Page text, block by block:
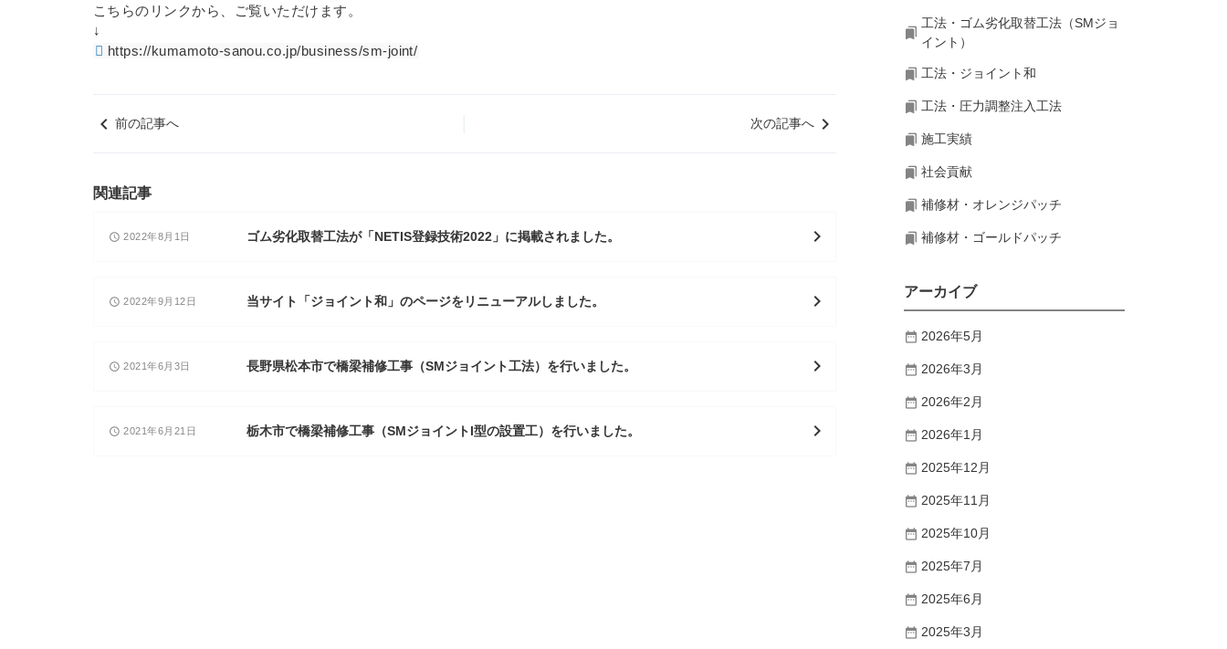
こちらのリンクから、ご覧いただけます。
↓
https://kumamoto-sanou.co.jp/business/sm-joint/
keyboard_arrow_left 前の記事へ 次の記事へ keyboard_arrow_right
関連記事
access_time 2022年8月1日 ゴム劣化取替工法が「NETIS登録技術2022」に掲載されました。 chevron_right
access_time 2022年9月12日 当サイト「ジョイント和」のページをリニューアルしました。 chevron_right
access_time 2021年6月3日 長野県松本市で橋梁補修工事（SMジョイント工法）を行いました。 chevron_right
access_time 2021年6月21日 栃木市で橋梁補修工事（SMジョイントI型の設置工）を行いました。 chevron_right
工法・ゴム劣化取替工法（SMジョ
イント）
工法・ジョイント和
工法・圧力調整注入工法
施工実績
社会貢献
補修材・オレンジパッチ
補修材・ゴールドパッチ
アーカイブ
2026年5月
2026年3月
2026年2月
2026年1月
2025年12月
2025年11月
2025年10月
2025年7月
2025年6月
2025年3月